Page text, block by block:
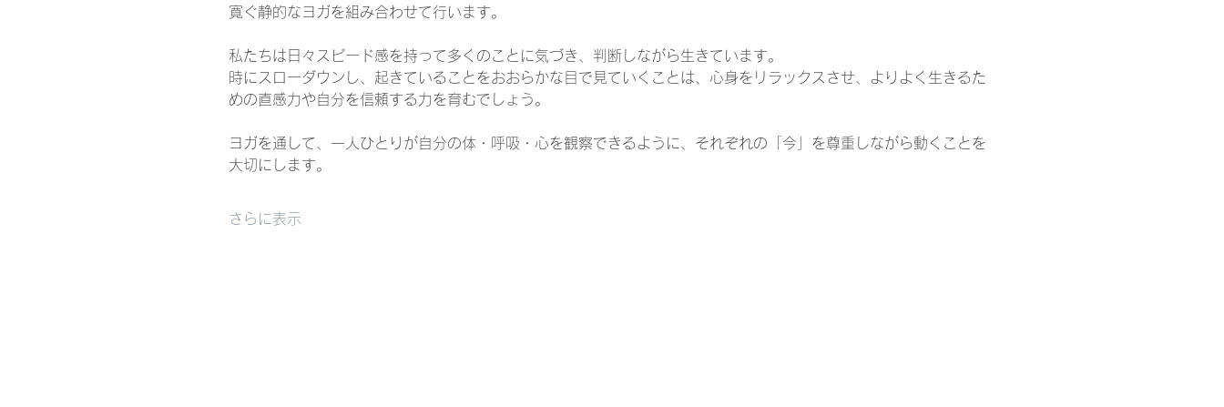
寛ぐ静的なヨガを組み合わせて行います。
私たちは日々スピード感を持って多くのことに気づき、判断しながら生きています。
時にスローダウンし、起きていることをおおらかな目で見ていくことは、心身をリラックスさせ、よりよく生きるた
めの直感力や自分を信頼する力を育むでしょう。
ヨガを通して、一人ひとりが自分の体・呼吸・心を観察できるように、それぞれの「今」を尊重しながら動くことを
大切にします。
さらに表示